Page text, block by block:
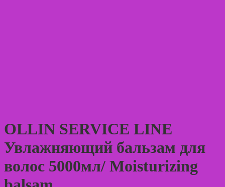
OLLIN SERVICE LINE
Увлажняющий бальзам для
волос 5000мл/ Moisturizing